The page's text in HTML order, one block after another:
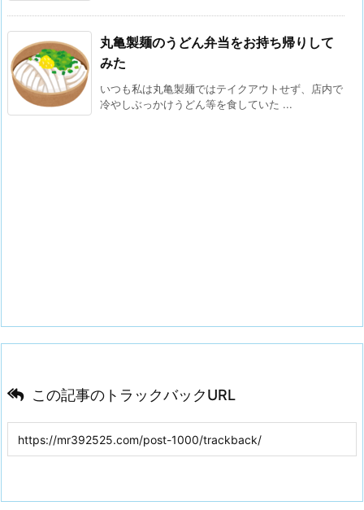
丸亀製麺のうどん弁当をお持ち帰りして
みた
いつも私は丸亀製麺ではテイクアウトせず、店内で
冷やしぶっかけうどん等を食していた ...
この記事のトラックバックURL